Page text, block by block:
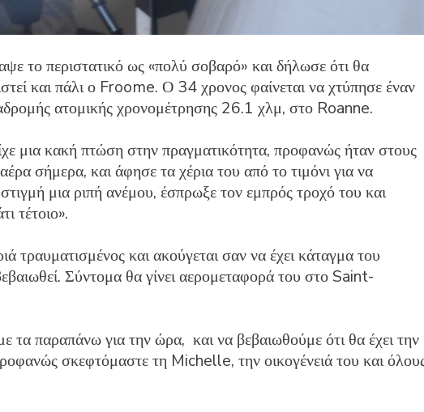
το περιστατικό ως «πολύ σοβαρό» και δήλωσε ότι θα
και πάλι ο Froome. Ο 34 χρονος φαίνεται να χτύπησε έναν
ατομικής χρονομέτρησης 26.1 χλμ, στο Roanne.
μια κακή πτώση στην πραγματικότητα, προφανώς ήταν στους
σήμερα, και άφησε τα χέρια του από το τιμόνι για να
μια ριπή ανέμου, έσπρωξε τον εμπρός τροχό του και
τέτοιο».
τραυματισμένος και ακούγεται σαν να έχει κάταγμα του
Σύντομα θα γίνει αερομεταφορά του στο Saint-
παραπάνω για την ώρα, και να βεβαιωθούμε ότι θα έχει την
σκεφτόμαστε τη Michelle, την οικογένειά του και